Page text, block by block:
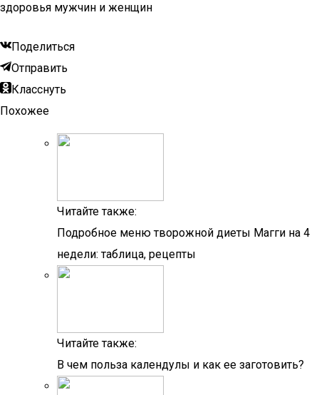
здоровья мужчин и женщин
Поделиться
Отправить
Класснуть
Похожее
Читайте также:
Подробное меню творожной диеты Магги на 4
недели: таблица, рецепты
Читайте также:
В чем польза календулы и как ее заготовить?